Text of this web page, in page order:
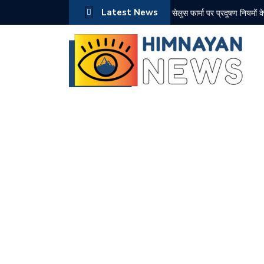
Latest News सेलुस फार्मा पर प्रदूषण
अंग्रेजों भारत छोड़ो आंदोलन की
दून में सियासी घमासान तेज, पूर्व